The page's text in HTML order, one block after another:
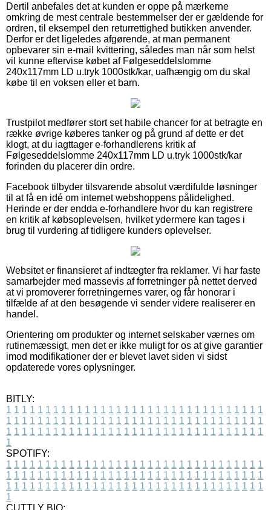
Dertil anbefales det at kunden er oppe på mærkerne
omkring de mest centrale bestemmelser der er gældende for
ordren, til eksempel den returrettighed butikken anvender.
Derfor er det ligeledes afgørende, at man permanent
opbevarer sin e-mail kvittering, således man når som helst
vil kunne eftervise købet af Følgeseddelslomme
240x117mm LD u.tryk 1000stk/kar, uafhængig om du skal
købe til en voksen eller et barn.
Trustpilot medfører stort set habile chancer for at betragte en
række øvrige køberes tanker og på grund af dette er det
klogt, at du iagttager e-forhandlerens kritik af
Følgeseddelslomme 240x117mm LD u.tryk 1000stk/kar
forinden du placerer din ordre.
Facebook tilbyder tilsvarende absolut værdifulde løsninger
til at få en idé om internet webshoppens pålidelighed.
Herinde er der endda e-forhandlere hvor du kan registrere
en kritik af købsoplevelsen, hvilket ydermere kan tages i
brug til vurdering af tidligere kunders oplevelser.
Websitet er finansieret af indtægter fra reklamer. Vi har faste
samarbejder med massevis af forretninger på nettet derved
at vi promoverer forretningernes varer, og får honorar i
tilfælde af at den besøgende vi sender videre realiserer en
handel.
Orientering om produkter og internet selskaber værnes om
rutinemæssigt, men det er ikke muligt for os at give garantier
imod modifikationer der er blevet lavet siden vi sidst
opdaterede vores oplysninger.
BITLY:
1 1 1 1 1 1 1 1 1 1 1 1 1 1 1 1 1 1 1 1 1 1 1 1 1 1 1 1 1 1 1 1 1
1 1 1 1 1 1 1 1 1 1 1 1 1 1 1 1 1 1 1 1 1 1 1 1 1 1 1 1 1 1 1 1 1
1 1 1 1 1 1 1 1 1 1 1 1 1 1 1 1 1 1 1 1 1 1 1 1 1 1 1 1 1 1 1 1 1
1
SPOTIFY:
1 1 1 1 1 1 1 1 1 1 1 1 1 1 1 1 1 1 1 1 1 1 1 1 1 1 1 1 1 1 1 1 1
1 1 1 1 1 1 1 1 1 1 1 1 1 1 1 1 1 1 1 1 1 1 1 1 1 1 1 1 1 1 1 1 1
1 1 1 1 1 1 1 1 1 1 1 1 1 1 1 1 1 1 1 1 1 1 1 1 1 1 1 1 1 1 1 1 1
1
CUTTLY BIO: